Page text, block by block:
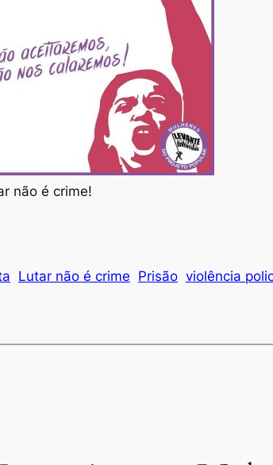
não é crime!
Lutar não é crime Prisão violência